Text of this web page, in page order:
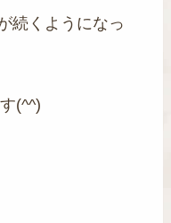
続くようになっ
(^^)